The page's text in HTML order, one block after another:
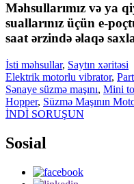
Məhsullarımız və ya
suallarınız üçün e-
saat ərzində əlaqə
İsti məhsullar, Saytın xəritəsi
Elektrik motorlu vibrator,
Sənaye süzmə maşını, Mini
Hopper, Süzmə Maşının
İNDİ SORUŞUN
Sosial